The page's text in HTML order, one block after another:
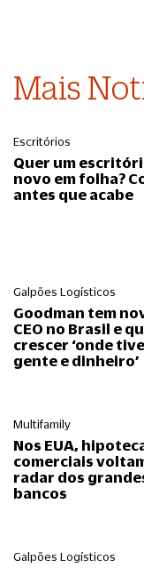
Mais
Escritórios
Quer um
novo em folha?
antes que acabe
Galpões Logísticos
Goodman tem
CEO no Brasil e
crescer ‘onde
gente e dinheiro’
Multifamily
Nos EUA,
comerciais
radar dos
bancos
Galpões Logísticos